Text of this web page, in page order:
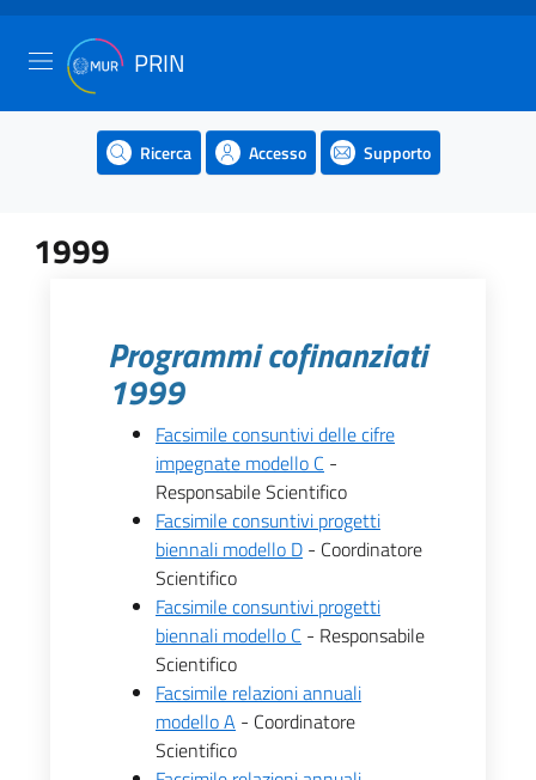
PRIN
Ricerca Accesso Supporto
1999
Programmi cofinanziati
1999
Facsimile consuntivi delle cifre
impegnate modello C -
Responsabile Scientifico
Facsimile consuntivi progetti
biennali modello D - Coordinatore
Scientifico
Facsimile consuntivi progetti
biennali modello C - Responsabile
Scientifico
Facsimile relazioni annuali
modello A - Coordinatore
Scientifico